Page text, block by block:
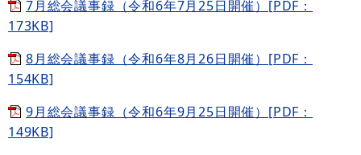
7月総会議事録（令和6年7月25日開催）[PDF：
173KB]
8月総会議事録（令和6年8月26日開催）[PDF：
154KB]
9月総会議事録（令和6年9月25日開催）[PDF：
149KB]